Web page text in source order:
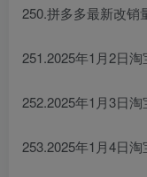
250.拼多多最新改销
251.2025年1月2日
252.2025年1月3日
253.2025年1月4日